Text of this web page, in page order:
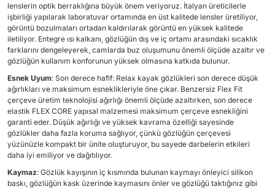
lenslerin optik berraklığına büyük önem veriyoruz. İtalyan üreticilerle
işbirliği yapılarak laboratuvar ortamında en üst kalitede lensler üretiliyor,
görüntü bozulmaları ortadan kaldırılarak görüntü en yüksek kalitede
iletiliyor. Entegre ısı kalkanı, gözlüğün dış ve iç ortamı arasındaki sıcaklık
farklarını dengeleyerek, camlarda buz oluşumunu önemli ölçüde azaltır ve
gözlüğün kullanım konforunun yüksek olmasına katkıda bulunur.
Esnek Uyum: Son derece hafif: Relax kayak gözlükleri son derece düşük
ağırlıkları ve maksimum esneklikleriyle öne çıkar. Benzersiz Flex Fit
çerçeve üretim teknolojisi ağırlığı önemli ölçüde azaltırken, son derece
elastik FLEX CORE yapısal malzemesi maksimum çerçeve esnekliğini
garanti eder. Düşük ağırlığı ve yüksek kavrama özelliği sayesinde
gözlükler daha fazla koruma sağlıyor, çünkü gözlüğün çerçevesi
yüzünüzle kompakt bir ünite oluşturuyor, bu sayede darbelerin etkileri
daha iyi emiliyor ve dağıtılıyor.
Kaymaz: Gözlük kayışının iç kısmında bulunan kaymayı önleyici silikon
baskı, gözlüğün kask üzerinde kaymasını önler ve gözlüğü taktığınız gibi